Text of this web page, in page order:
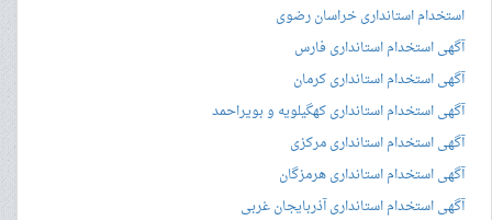
استخدام استانداری خراسان رضوی
آگهی استخدام استانداری فارس
آگهی استخدام استانداری کرمان
آگهی استخدام استانداری کهگیلویه و بویراحمد
آگهی استخدام استانداری مرکزی
آگهی استخدام استانداری هرمزگان
آگهی استخدام استانداری آذربایجان غربی